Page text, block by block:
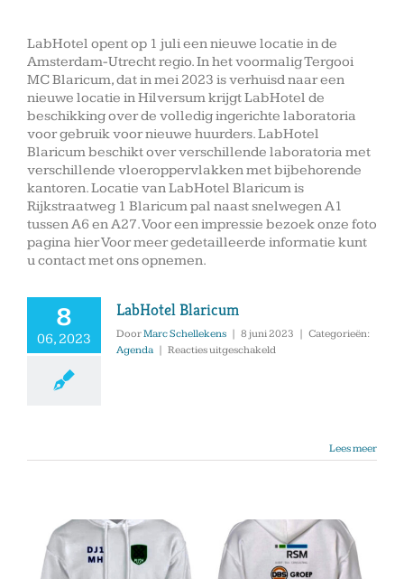
LabHotel opent op 1 juli een nieuwe locatie in de
Amsterdam-Utrecht regio. In het voormalig Tergooi
MC Blaricum, dat in mei 2023 is verhuisd naar een
nieuwe locatie in Hilversum krijgt LabHotel de
beschikking over de volledig ingerichte laboratoria
voor gebruik voor nieuwe huurders. LabHotel
Blaricum beschikt over verschillende laboratoria met
verschillende vloeroppervlakken met bijbehorende
kantoren. Locatie van LabHotel Blaricum is
Rijkstraatweg 1 Blaricum pal naast snelwegen A1
tussen A6 en A27. Voor een impressie bezoek onze foto
pagina hier Voor meer gedetailleerde informatie kunt
u contact met ons opnemen.
8
06, 2023
LabHotel Blaricum
DoorMarc Schellekens | 8 juni 2023 | Categorieën:
Agenda | Reacties uitgeschakeldvoor
Lees meer